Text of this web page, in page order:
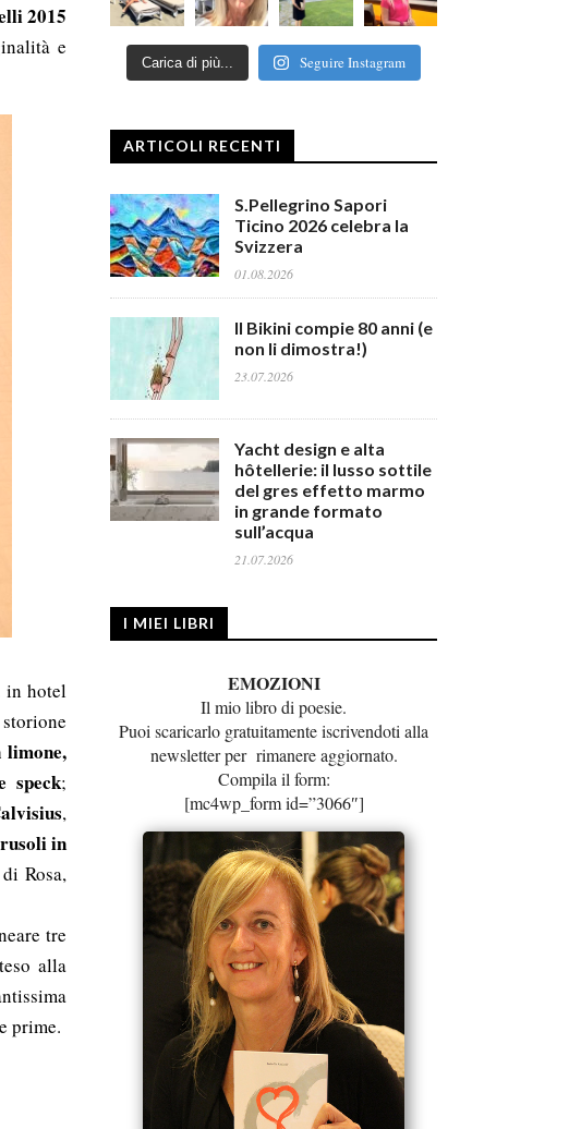
2015
e
in hotel
limone,
speck;
,
in
Rosa,
tre
alla
prime.
Carica di più... Seguire Instagram
ARTICOLI RECENTI
S.Pellegrino Sapori
Ticino 2026 celebra la
Svizzera
01.08.2026
Il Bikini compie 80 anni (e
non li dimostra!)
23.07.2026
Yacht design e alta
hôtellerie: il lusso sottile
del gres effetto marmo
in grande formato
sull’acqua
21.07.2026
I MIEI LIBRI
EMOZIONI
Il mio libro di poesie.
Puoi scaricarlo gratuitamente iscrivendoti alla
newsletter per rimanere aggiornato.
Compila il form:
[mc4wp_form id=”3066″]